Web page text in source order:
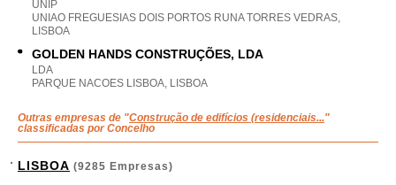
UNIP
UNIAO FREGUESIAS DOIS PORTOS RUNA TORRES VEDRAS,
LISBOA
GOLDEN HANDS CONSTRUÇÕES, LDA
LDA
PARQUE NACOES LISBOA, LISBOA
Outras empresas de "Construção de edifícios (residenciais..."
classificadas por Concelho
LISBOA (9285 Empresas)